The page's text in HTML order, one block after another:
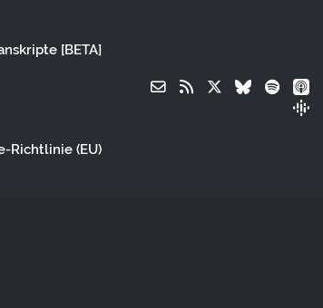
[BETA]
Richtlinie (EU)